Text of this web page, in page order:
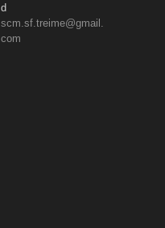
d
scm.sf.treime@gmail.
com